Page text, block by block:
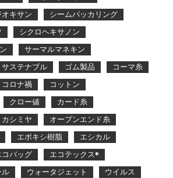
オキサン
シームパッカリング
シクロヘキサノン
サーマルマネキン
サステナブル ゴム製品
コーマ糸
コロナ禍
コットン
クロー値
カード糸
カシミヤ
オープンエンド糸
エポキシ樹脂
エシカル
コバッグ
エコテックス®
ル ウォータジェット
ウイルス